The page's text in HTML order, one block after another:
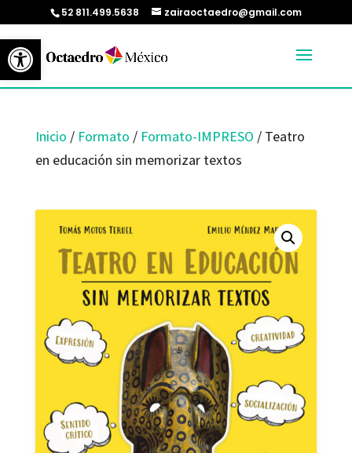
Abrir barra de herramientas
52 811.499.5638 zairaoctaedro@gmail.com
Inicio / Formato / Formato-IMPRESO / Teatro
en educación sin memorizar textos